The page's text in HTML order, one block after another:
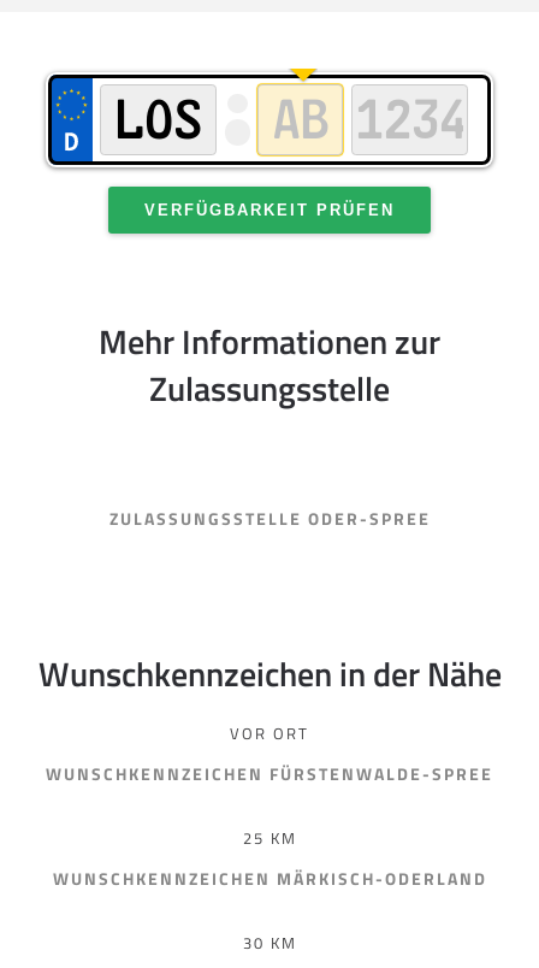
VERFÜGBARKEIT PRÜFEN
Mehr Informationen zur
Zulassungsstelle
ZULASSUNGSSTELLE ODER-SPREE
Wunschkennzeichen in der Nähe
VOR ORT
WUNSCHKENNZEICHEN FÜRSTENWALDE-SPREE
25 KM
WUNSCHKENNZEICHEN MÄRKISCH-ODERLAND
30 KM